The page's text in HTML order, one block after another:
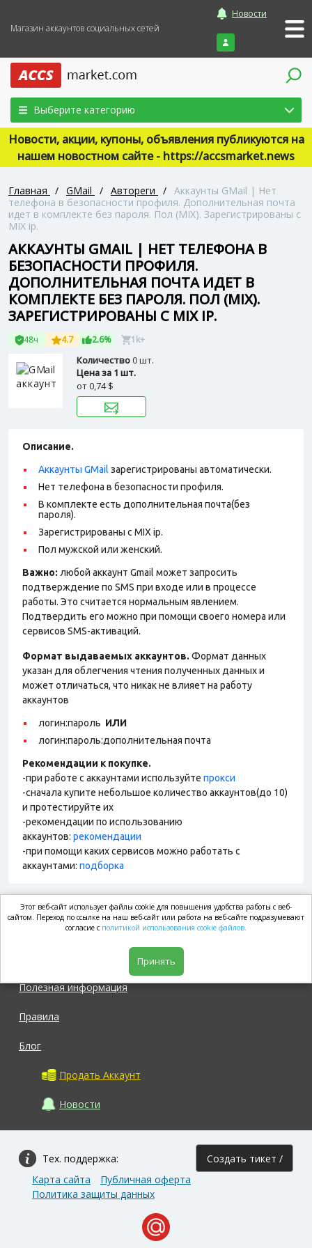
Магазин аккаунтов социальных сетей
Новости
Войти
Выберите категорию
Новости, акции, купоны, объявления публикуются на
нашем новостном сайте - https://accsmarket.news
Главная / GMail / Автореги / Аккаунты GMail | Нет
телефона в безопасности профиля. Дополнительная почта
идет в комплекте без пароля. Пол (MIX). Зарегистрированы с
MIX ip.
АККАУНТЫ GMAIL | НЕТ ТЕЛЕФОНА В
БЕЗОПАСНОСТИ ПРОФИЛЯ.
ДОПОЛНИТЕЛЬНАЯ ПОЧТА ИДЕТ В
КОМПЛЕКТЕ БЕЗ ПАРОЛЯ. ПОЛ (MIX).
ЗАРЕГИСТРИРОВАНЫ С MIX IP.
48ч 4.7 2.6% 1k+
Количество0 шт.
Цена за 1 шт.
от0,74 $
Описание.
Аккаунты GMail зарегистрированы автоматически.
Нет телефона в безопасности профиля.
В комплекте есть дополнительная почта(без
пароля).
Зарегистрированы с MIX ip.
Пол мужской или женский.
Важно: любой аккаунт Gmail может запросить
подтверждение по SMS при входе или в процессе
работы. Это считается нормальным явлением.
Подтвердить его можно при помощи своего номера или
сервисов SMS-активаций.
Формат выдаваемых аккаунтов. Формат данных
указан для облегчения чтения полученных данных и
может отличаться, что никак не влияет на работу
аккаунтов
логин:пароль ИЛИ
логин:пароль:дополнительная почта
Рекомендации к покупке.
-при работе с аккаунтами используйте прокси
-сначала купите небольшое количество аккаунтов(до 10)
и протестируйте их
-рекомендации по использованию
аккаунтов: рекомендации
-при помощи каких сервисов можно работать с
аккаунтами: подборка
market.com
Полезная информация
Правила
Блог
Продать Аккаунт
Новости
Тех. поддержка: Создать тикет /
Карта сайта
Публичная оферта
Политика защиты данных
Этот веб-сайт использует файлы cookie для повышения удобства работы с веб-
сайтом. Переход по ссылке на наш веб-сайт или работа на веб-сайте подразумевают
согласие с политикой использования cookie файлов.
Принять